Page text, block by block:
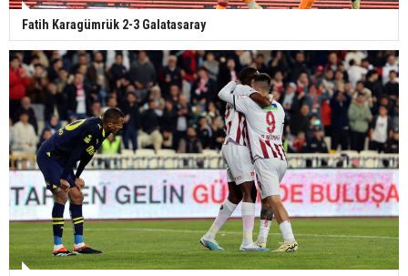
Fatih Karagümrük 2-3 Galatasaray